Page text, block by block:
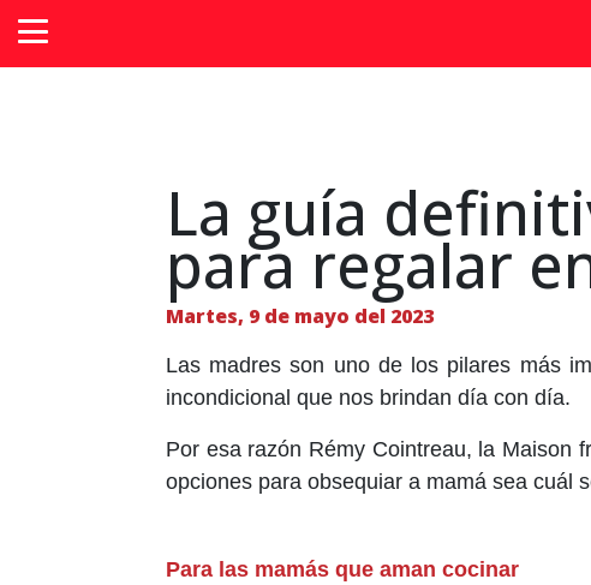
La guía
para regalar
Martes, 9 de mayo del 2023
Las madres son uno de los pilares más
incondicional que nos brindan día con día.
Por esa razón Rémy Cointreau, la Maison
opciones para obsequiar a mamá sea cuál
Para las mamás que aman cocinar